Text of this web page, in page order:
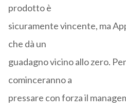
prodotto è
sicuramente vincente, ma
che dà un
guadagno vicino allo zero.
cominceranno a
pressare con forza il